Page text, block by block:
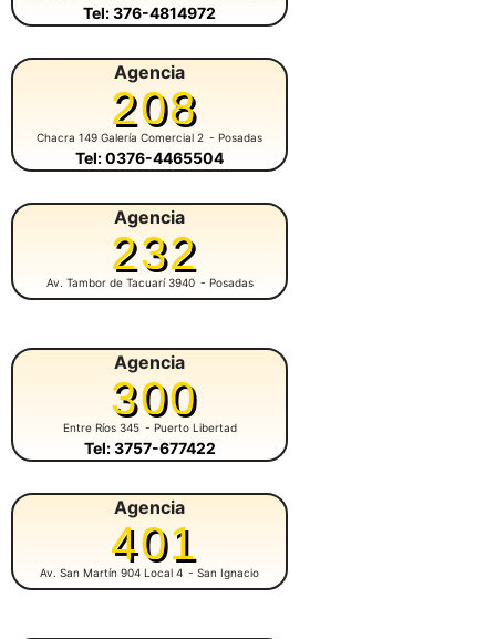
Tel: 376-4814972
Agencia
208
Chacra 149 Galería Comercial 2 - Posadas
Tel: 0376-4465504
Agencia
232
Av. Tambor de Tacuarí 3940 - Posadas
Agencia
300
Entre Ríos 345 - Puerto Libertad
Tel: 3757-677422
Agencia
401
Av. San Martín 904 Local 4 - San Ignacio